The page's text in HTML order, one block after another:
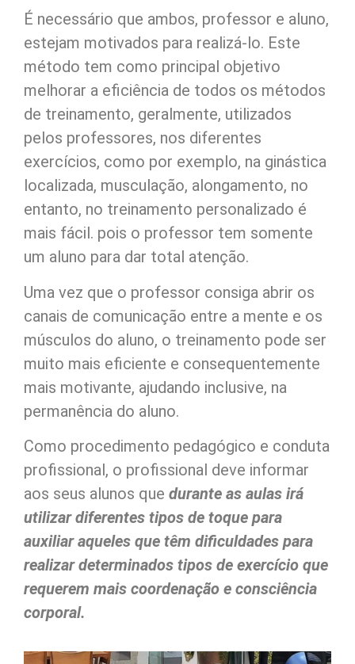
É necessário que ambos, professor e aluno,
estejam motivados para realizá-lo. Este
método tem como principal objetivo
melhorar a eficiência de todos os métodos
de treinamento, geralmente, utilizados
pelos professores, nos diferentes
exercícios, como por exemplo, na ginástica
localizada, musculação, alongamento, no
entanto, no treinamento personalizado é
mais fácil. pois o professor tem somente
um aluno para dar total atenção.
Uma vez que o professor consiga abrir os
canais de comunicação entre a mente e os
músculos do aluno, o treinamento pode ser
muito mais eficiente e consequentemente
mais motivante, ajudando inclusive, na
permanência do aluno.
Como procedimento pedagógico e conduta
profissional, o profissional deve informar
aos seus alunos que durante as aulas irá
utilizar diferentes tipos de toque para
auxiliar aqueles que têm dificuldades para
realizar determinados tipos de exercício que
requerem mais coordenação e consciência
corporal.